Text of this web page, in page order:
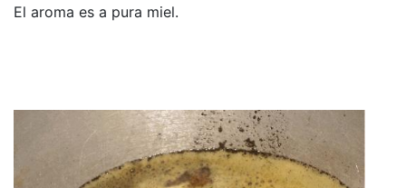
El aroma es a pura miel.